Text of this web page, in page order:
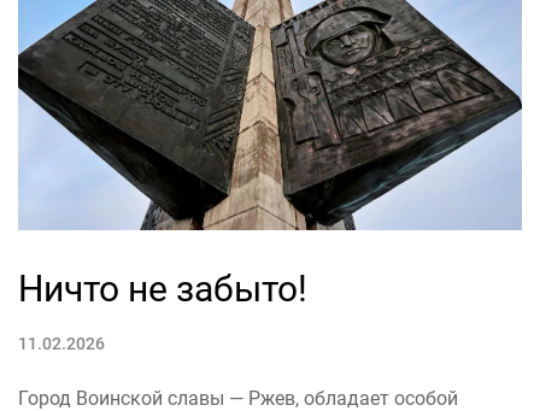
Ничто не забыто!
11.02.2026
Город Воинской славы — Ржев, обладает особой